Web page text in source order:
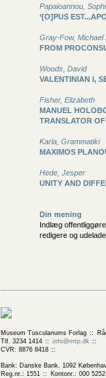
Papaioannou,
‘[O]PUS
Gray-Fow, Michael
FROM
Woods, David
VALENTINIAN I,
Fisher, Elizabeth
MANUEL
TRANSLATOR
Karla, Grammatiki
MAXIMOS
Hede, Jesper
UNITY AND
Din mening
Indlæg
redigere og
Museum Tusculanums Forlag
Tlf. 3234 1414
info@mtp.dk
CVR: 8876 8418
Bank: Danske Bank, 1092
Reg.nr.: 1551
Kontonr.: 000